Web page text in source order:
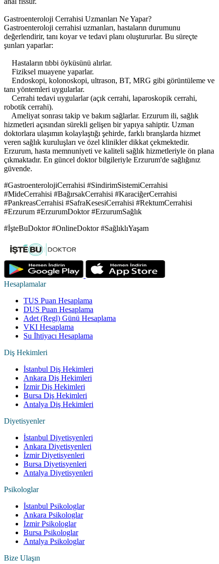
Gastroenteroloji Cerrahisi Uzmanları Ne Yapar?
Gastroenteroloji cerrahisi uzmanları, hastaların durumunu
değerlendirir, tanı koyar ve tedavi planı oluştururlar. Bu süreçte
şunları yaparlar:
Hastaların tıbbi öyküsünü alırlar.
Fiziksel muayene yaparlar.
Endoskopi, kolonoskopi, ultrason, BT, MRG gibi görüntüleme ve
tanı yöntemleri uygularlar.
Cerrahi tedavi uygularlar (açık cerrahi, laparoskopik cerrahi,
robotik cerrahi).
Ameliyat sonrası takip ve bakım sağlarlar. Erzurum ili, sağlık
hizmetleri açısından sürekli gelişen bir yapıya sahiptir. Uzman
doktorlara ulaşımın kolaylaştığı şehirde, farklı branşlarda hizmet
veren sağlık kuruluşları ve özel klinikler dikkat çekmektedir.
Erzurum, hasta memnuniyeti ve kaliteli sağlık hizmetleriyle ön plana
çıkmaktadır. En güncel doktor bilgileriyle Erzurum'de sağlığınız
güvende.
#GastroenterolojiCerrahisi #SindirimSistemiCerrahisi
#MideCerrahisi #BağırsakCerrahisi #KaraciğerCerrahisi
#PankreasCerrahisi #SafraKesesiCerrahisi #RektumCerrahisi
#Erzurum #ErzurumDoktor #ErzurumSağlık
#İşteBuDoktor #OnlineDoktor #SağlıklıYaşam
Hesaplamalar
TUS Puan Hesaplama
DUS Puan Hesaplama
Adet (Regl) Günü Hesaplama
VKI Hesaplama
Su İhtiyacı Hesaplama
Diş Hekimleri
İstanbul Diş Hekimleri
Ankara Diş Hekimleri
İzmir Diş Hekimleri
Bursa Diş Hekimleri
Antalya Diş Hekimleri
Diyetisyenler
İstanbul Diyetisyenleri
Ankara Diyetisyenleri
İzmir Diyetisyenleri
Bursa Diyetisyenleri
Antalya Diyetisyenleri
Psikologlar
İstanbul Psikologlar
Ankara Psikologlar
İzmir Psikologlar
Bursa Psikologlar
Antalya Psikologlar
Bize Ulaşın